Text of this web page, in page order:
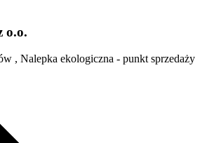
o.o.
, Nalepka ekologiczna - punkt sprzedaży